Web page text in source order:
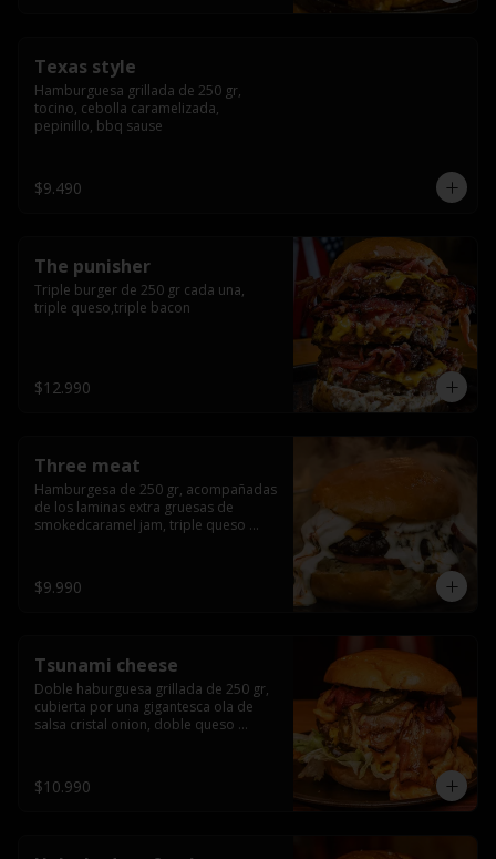
Texas style
Hamburguesa grillada de 250 gr,
tocino, cebolla caramelizada,
pepinillo, bbq sause
$9.490
The punisher
Triple burger de 250 gr cada una,
triple queso,triple bacon
$12.990
Three meat
Hamburgesa de 250 gr, acompañadas
de los laminas extra gruesas de
smokedcaramel jam, triple queso
$9.990
Tsunami cheese
Doble haburguesa grillada de 250 gr,
cubierta por una gigantesca ola de
salsa cristal onion, doble queso
grill y los mas ricos jalapeños
jalapeños de todo texas.
$10.990